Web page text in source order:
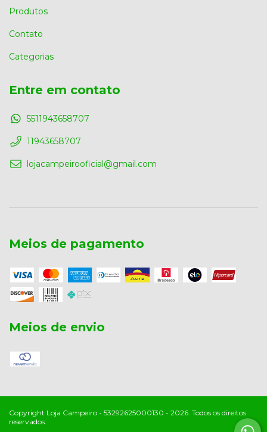
Produtos
Contato
Categorias
Entre em contato
5511943658707
11943658707
lojacampeirooficial@gmail.com
Meios de pagamento
Meios de envio
Copyright Loja Campeiro - 53292625000130 - 2026. Todos os direitos
reservados.